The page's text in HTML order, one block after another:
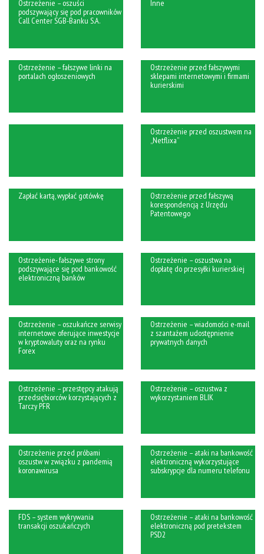
Ostrzeżenie – oszuści
podszywający się pod pracowników
Call Center SGB-Banku S.A.
Inne
Ostrzeżenie – fałszywe linki na
portalach ogłoszeniowych
Ostrzeżenie przed fałszywymi
sklepami internetowymi i firmami
kurierskimi
Ostrzeżenie przed oszustwem na
„Netflixa”
Zapłać kartą, wypłać gotówkę
Ostrzeżenie przed fałszywą
korespondencją z Urzędu
Patentowego
Ostrzeżenie- fałszywe strony
podszywające się pod bankowość
elektroniczną banków
Ostrzeżenie – oszustwa na
dopłatę do przesyłki kurierskiej
Ostrzeżenie – oszukańcze serwisy
internetowe oferujące inwestycje
w kryptowaluty oraz na rynku
Forex
Ostrzeżenie – wiadomości e-mail
z szantażem udostępnienie
prywatnych danych
Ostrzeżenie – przestępcy atakują
przedsiębiorców korzystających z
Tarczy PFR
Ostrzeżenie – oszustwa z
wykorzystaniem BLIK
Ostrzeżenie przed próbami
oszustw w związku z pandemią
koronawirusa
Ostrzeżenie – ataki na bankowość
elektroniczną wykorzystujące
subskrypcje dla numeru telefonu
FDS – system wykrywania
transakcji oszukańczych
Ostrzeżenie – ataki na bankowość
elektroniczną pod pretekstem
PSD2